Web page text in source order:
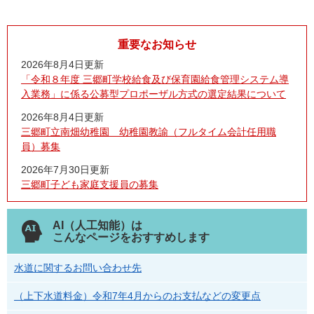
重要なお知らせ
2026年8月4日更新
「令和８年度 三郷町学校給食及び保育園給食管理システム導
入業務」に係る公募型プロポーザル方式の選定結果について
2026年8月4日更新
三郷町立南畑幼稚園 幼稚園教諭（フルタイム会計任用職
員）募集
2026年7月30日更新
三郷町子ども家庭支援員の募集
AI（人工知能）は
こんなページをおすすめします
水道に関するお問い合わせ先
（上下水道料金）令和7年4月からのお支払などの変更点